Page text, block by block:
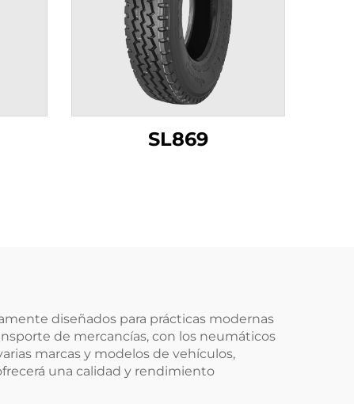
SL869
diseñados para prácticas modernas
de mercancías, con los neumáticos
marcas y modelos de vehículos,
una calidad y rendimiento